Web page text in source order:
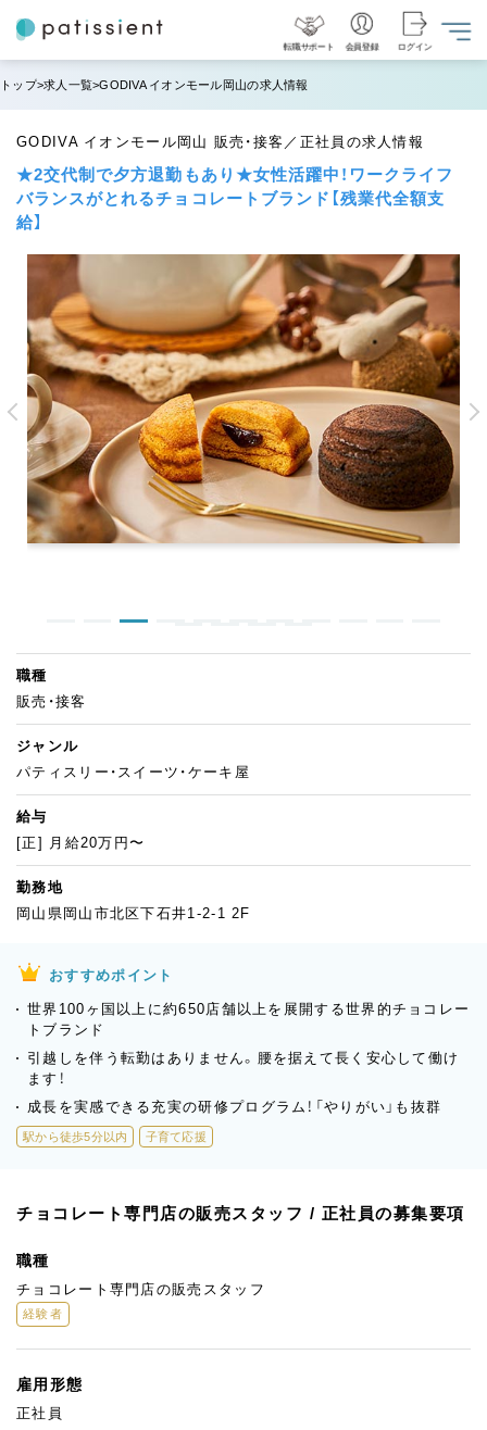
転職サポート 会員登録 ログイン
トップ 求人一覧 GODIVA イオンモール岡山の求人情報
GODIVA イオンモール岡山 販売・接客／正社員の求人情報
★2交代制で夕方退勤もあり★女性活躍中！ワークライフ
バランスがとれるチョコレートブランド【残業代全額支
給】
職種
販売・接客
ジャンル
パティスリー・スイーツ・ケーキ屋
給与
[正] 月給20万円〜
勤務地
岡山県岡山市北区下石井1-2-1 2F
おすすめポイント
世界100ヶ国以上に約650店舗以上を展開する世界的チョコレー
トブランド
引越しを伴う転勤はありません。腰を据えて長く安心して働け
ます！
成長を実感できる充実の研修プログラム！「やりがい」も抜群
駅から徒歩5分以内 子育て応援
チョコレート専門店の販売スタッフ / 正社員の募集要項
職種
チョコレート専門店の販売スタッフ
経験者
雇用形態
正社員